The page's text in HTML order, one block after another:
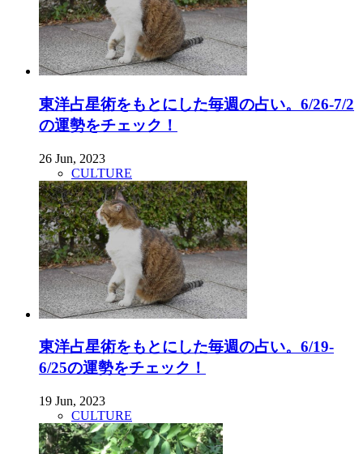
東洋占星術をもとにした毎週の占い。6/26-7/2
の運勢をチェック！
26 Jun, 2023
CULTURE
東洋占星術をもとにした毎週の占い。6/19-
6/25の運勢をチェック！
19 Jun, 2023
CULTURE